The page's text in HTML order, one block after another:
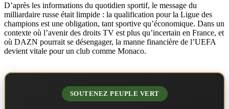
D’après les informations du quotidien sportif, le message du
milliardaire russe était limpide : la qualification pour la Ligue des
champions est une obligation, tant sportive qu’économique. Dans un
contexte où l’avenir des droits TV est plus qu’incertain en France, et
où DAZN pourrait se désengager, la manne financière de l’UEFA
devient vitale pour un club comme Monaco.
SOUTENEZ PEUPLE VERT